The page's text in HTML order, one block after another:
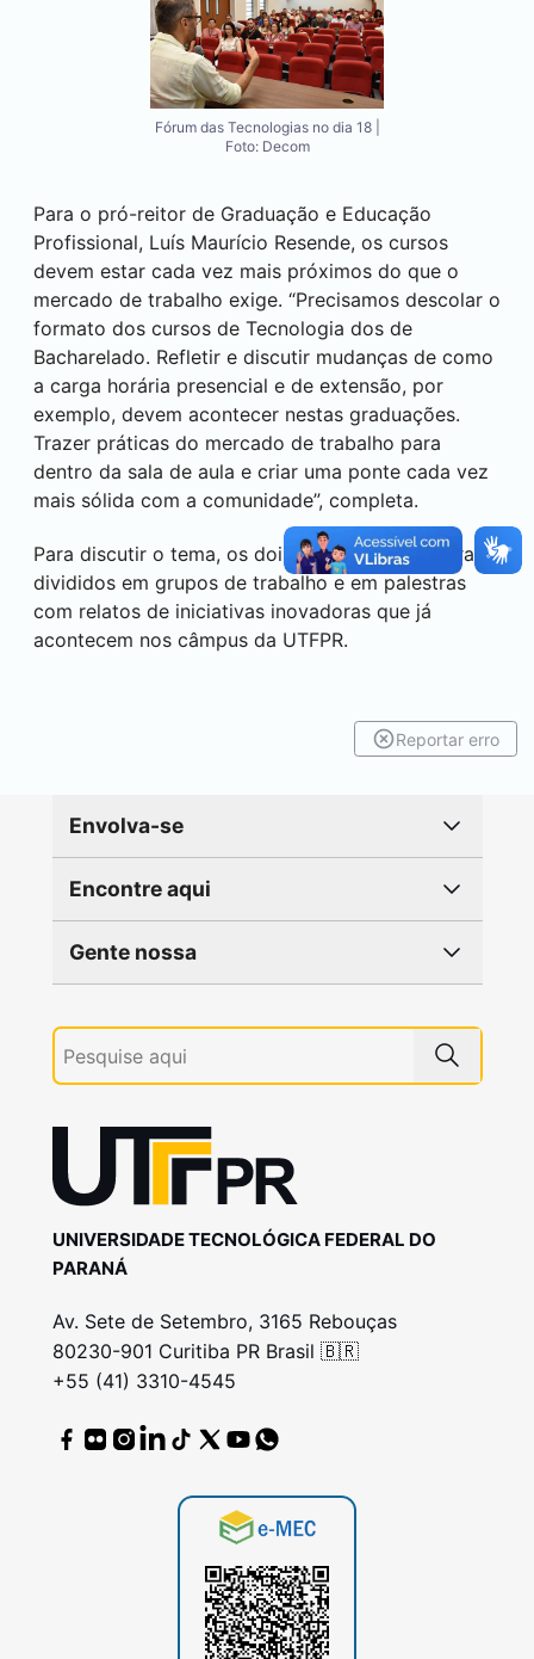
Fórum das Tecnologias no dia 18 |
Foto: Decom
Para o pró-reitor de Graduação e Educação
Profissional, Luís Maurício Resende, os cursos
devem estar cada vez mais próximos do que o
mercado de trabalho exige. “Precisamos descolar o
formato dos cursos de Tecnologia dos de
Bacharelado. Refletir e discutir mudanças de como
a carga horária presencial e de extensão, por
exemplo, devem acontecer nestas graduações.
Trazer práticas do mercado de trabalho para
dentro da sala de aula e criar uma ponte cada vez
mais sólida com a comunidade”, completa.
Para discutir o tema, os dois dias de evento foram
divididos em grupos de trabalho e em palestras
com relatos de iniciativas inovadoras que já
acontecem nos câmpus da UTFPR.
Reportar erro
Envolva-se
Encontre aqui
Gente nossa
UNIVERSIDADE TECNOLÓGICA FEDERAL DO
PARANÁ
Av. Sete de Setembro, 3165 Rebouças
80230-901 Curitiba PR Brasil 🇧🇷
+55 (41) 3310-4545